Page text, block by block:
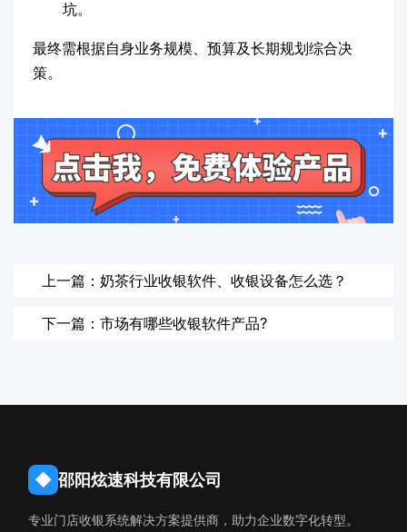
坑。
最终需根据自身业务规模、预算及长期规划综合决
策。
上一篇：奶茶行业收银软件、收银设备怎么选？
下一篇：市场有哪些收银软件产品?
◆ 邵阳炫速科技有限公司
专业门店收银系统解决方案提供商，助力企业数字化转型。